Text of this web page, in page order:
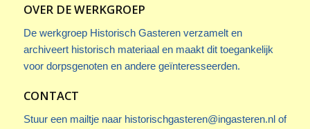
OVER DE WERKGROEP
De werkgroep Historisch Gasteren verzamelt en
archiveert historisch materiaal en maakt dit toegankelijk
voor dorpsgenoten en andere geïnteresseerden.
CONTACT
Stuur een mailtje naar historischgasteren@ingasteren.nlof